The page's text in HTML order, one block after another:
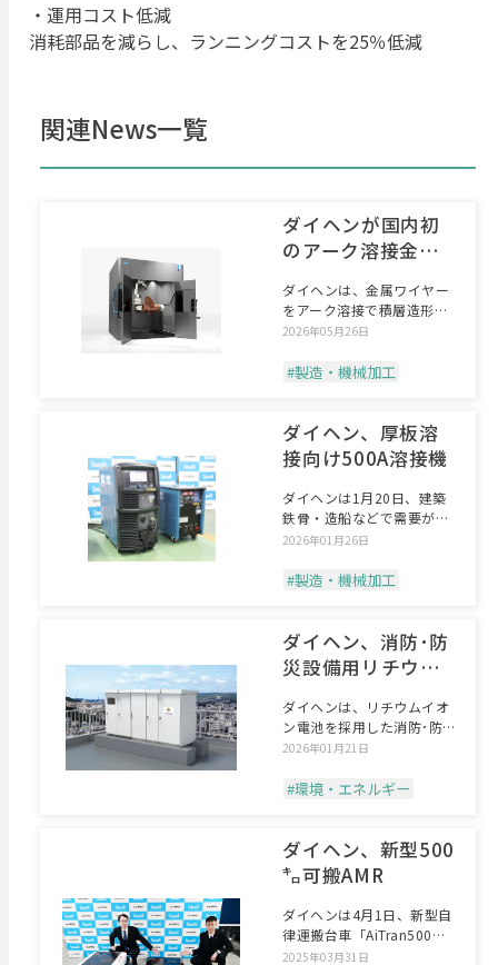
・運用コスト低減
消耗部品を減らし、ランニングコストを25％低減
関連News一覧
ダイヘンが国内初
のアーク溶接金属
発、WAAMシステ
ムと受託加工で売
ダイヘンは、金属ワイヤー
をアーク溶接で積層造形す
る金属積層造形技術「WA
2026年05月26日
#製造・機械加工
ダイヘン、厚板溶
接向け500A溶接機
ダイヘンは1月20日、建築
鉄骨・造船などで需要が高
まる厚板向けに溶接電流
2026年01月26日
#製造・機械加工
ダイヘン、消防･防
災設備用リチウム
ダイヘンは、リチウムイオ
ン電池を採用した消防･防
災設備用の非常用電源「防
2026年01月21日
#環境・エネルギー
ダイヘン、新型500
㌔可搬AMR
ダイヘンは4月1日、新型自
律運搬台車「AiTran500」
を発売する。5
2025年03月31日